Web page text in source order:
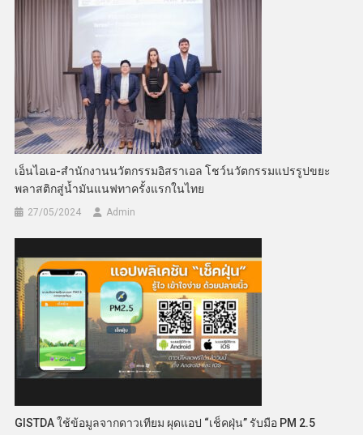
เอ็นไอเอ-สำนักงานนวัตกรรมอิสราเอล โชว์นวัตกรรมแปรรูปขยะ
พลาสติกสู่น้ำมันแนฟทาครั้งแรกในไทย
27/05/2024 Admin
GISTDA ใช้ข้อมูลจากดาวเทียม ผุดแอป “เช็คฝุ่น” รับมือ PM 2.5